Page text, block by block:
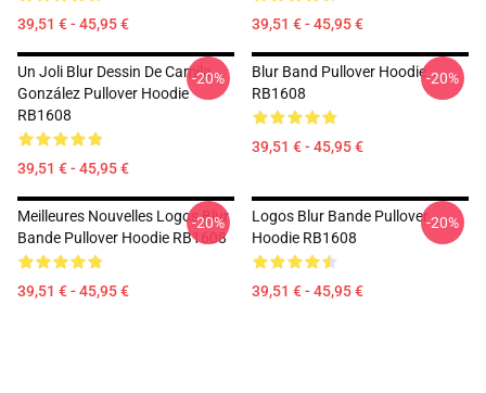
39,51 € - 45,95 € 39,51 € - 45,95 €
Un Joli Blur Dessin De Camila
González Pullover Hoodie
RB1608
39,51 € - 45,95 €
-20%
Blur Band Pullover Hoodie
RB1608
39,51 € - 45,95 €
-20%
Meilleures Nouvelles Logos Blur
Bande Pullover Hoodie RB1608
39,51 € - 45,95 €
-20%
Logos Blur Bande Pullover
Hoodie RB1608
39,51 € - 45,95 €
-20%